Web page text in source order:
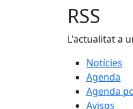
RSS
L'actualitat a
Notícies
Agenda
Agenda
Avisos